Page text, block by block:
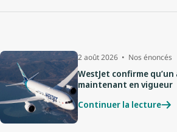
2 août 2026 Nos énoncés
WestJet confirme
maintenant en vigueur
Continuer la lecture